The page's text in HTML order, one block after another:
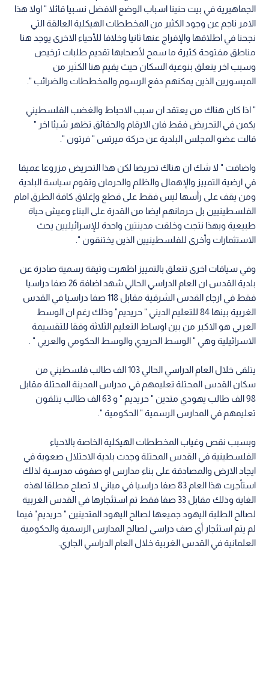
الجماهيرية في بيت حنينا اسباب الوضع الافضل نسبيا قائلا " اولا هذا
الامر ناجم عن وجود الكثير من المخططات الهيكلية العالقة التي
نجحنا في اطلاقها والإفراج عنها ثانيا وخلافا للأحياء الاخرى يوجد هنا
مناطق مفتوحة كثيرة ما سمح لأصحابها تقديم طلبات ترخيص
وسبب اخر يتعلق بنوعية السكان حيث يقيم هنا الكثير من
الميسورين الذين يمكنهم دفع الرسوم والمخططات والضرائب ".
" اذا كان هناك من يعتقد ان سبب الاحباط والغضب الفلسطيني
يكمن في التحريض فقط فان الارقام والحقائق تظهر شيئا اخر "
قالت عضو المجلس البلدية عن حركة ميرتس " فرتون ".
واضافت " لا شك ان هناك تحريضا لكن هذا التحريض مزروعا عميقا
في ارضية التمييز والإهمال والظلم والحرمان وتقوم سياسة البلدية
ومن يقف على رأسها ليس فقط على قطع وإغلاق كافة الطرق امام
الفلسطينيين بل حرمانهم ايضا من القدرة على البناء وعيش حياة
طبيعية وبهذا نتجت وخلقت مدينتين واحدة للإسرائيليين يحث
الاستثمارات وأخرى للفلسطينيين الذين يختنقون ".
وفي سياقات اخرى تتعلق بالتمييز اظهرت وثيقة رسمية صادرة عن
بلدية القدس ان العام الدراسي الحالي شهد اضافة 26 صفا دراسيا
فقط في ارجاء القدس الشرقية مقابل 118 صفا دراسيا في القدس
الغربية بينها 84 للتعليم الديني " حريديم" وذلك رغم ان الوسط
العربي هو الاكبر من بين اوساط التعليم الثلاثة وفقا للتقسيمة
الاسرائيلية وهي " الوسط الحريدي والوسط الحكومي والعربي " .
يتلقى خلال العام الدراسي الحالي 103 الف طالب فلسطيني من
سكان القدس المحتلة تعليمهم في مدراس المدينة المحتلة مقابل
98 الف طالب يهودي متدين " حريديم " و 63 الف طالب يتلقون
تعليمهم في المدارس الرسمية " الحكومية ".
وبسبب نقص وغياب المخططات الهيكلية الخاصة بالاحياء
الفلسطينية في القدس المحتلة وجدت بلدية الاحتلال صعوبة في
ايجاد الارض والمصادقة على بناء مدارس او صفوف مدرسية لذلك
استأجرت هذا العام 83 صفا دراسيا في مباني لا تصلح مطلقا لهذه
الغاية وذلك مقابل 33 صفا فقط تم استئجارها في القدس الغربية
لصالح الطلبة اليهود جميعها لصالح اليهود المتدينين " حريديم" فيما
لم يتم استئجار أي صف دراسي لصالح المدارس الرسمية والحكومية
العلمانية في القدس الغربية خلال العام الدراسي الجاري.